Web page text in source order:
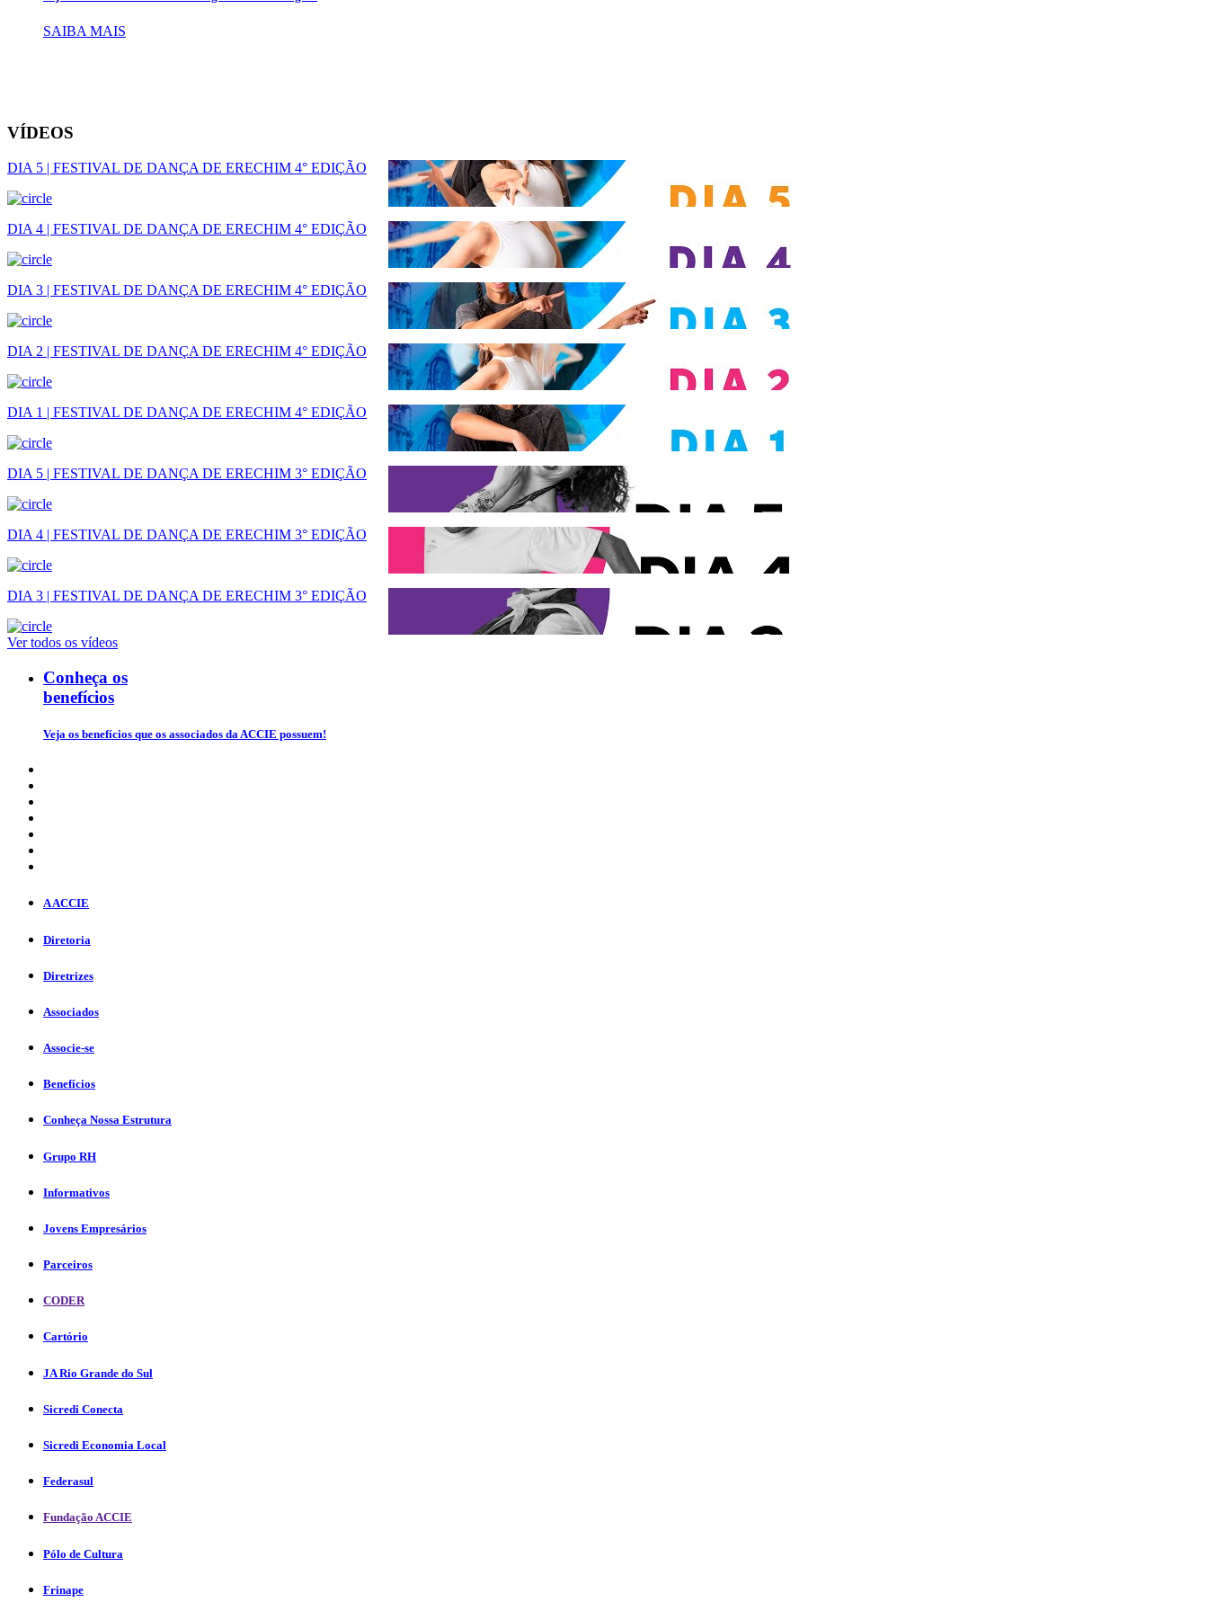
SAIBA MAIS
VÍDEOS
DIA 5 | FESTIVAL DE DANÇA DE ERECHIM 4° EDIÇÃO
DIA 4 | FESTIVAL DE DANÇA DE ERECHIM 4° EDIÇÃO
DIA 3 | FESTIVAL DE DANÇA DE ERECHIM 4° EDIÇÃO
DIA 2 | FESTIVAL DE DANÇA DE ERECHIM 4° EDIÇÃO
DIA 1 | FESTIVAL DE DANÇA DE ERECHIM 4° EDIÇÃO
DIA 5 | FESTIVAL DE DANÇA DE ERECHIM 3° EDIÇÃO
DIA 4 | FESTIVAL DE DANÇA DE ERECHIM 3° EDIÇÃO
DIA 3 | FESTIVAL DE DANÇA DE ERECHIM 3° EDIÇÃO
Ver todos os vídeos
Conheça os
benefícios
Veja os benefícios que os associados da ACCIE possuem!
A ACCIE
Diretoria
Diretrizes
Associados
Associe-se
Benefícios
Conheça Nossa Estrutura
Grupo RH
Informativos
Jovens Empresários
Parceiros
CODER
Cartório
JA Rio Grande do Sul
Sicredi Conecta
Sicredi Economia Local
Federasul
Fundação ACCIE
Pólo de Cultura
Frinape